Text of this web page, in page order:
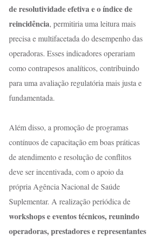
de resolutividade efetiva e o índice de
reincidência, permitiria uma leitura mais
precisa e multifacetada do desempenho das
operadoras. Esses indicadores operariam
como contrapesos analíticos, contribuindo
para uma avaliação regulatória mais justa e
fundamentada.
Além disso, a promoção de programas
contínuos de capacitação em boas práticas
de atendimento e resolução de conflitos
deve ser incentivada, com o apoio da
própria Agência Nacional de Saúde
Suplementar. A realização periódica de
workshops e eventos técnicos, reunindo
operadoras, prestadores e representantes